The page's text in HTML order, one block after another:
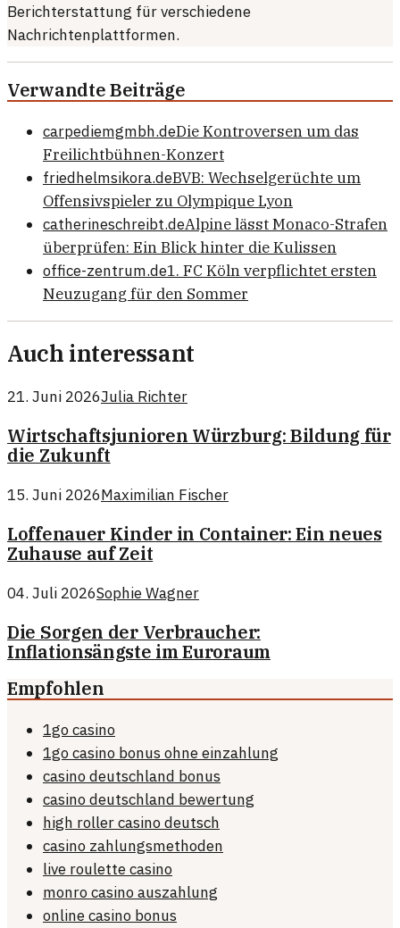
Berichterstattung für verschiedene
Nachrichtenplattformen.
Verwandte Beiträge
carpediemgmbh.deDie Kontroversen um das
Freilichtbühnen-Konzert
friedhelmsikora.deBVB: Wechselgerüchte um
Offensivspieler zu Olympique Lyon
catherineschreibt.deAlpine lässt Monaco-Strafen
überprüfen: Ein Blick hinter die Kulissen
office-zentrum.de1. FC Köln verpflichtet ersten
Neuzugang für den Sommer
Auch interessant
21. Juni 2026Julia Richter
Wirtschaftsjunioren Würzburg: Bildung für
die Zukunft
15. Juni 2026Maximilian Fischer
Loffenauer Kinder in Container: Ein neues
Zuhause auf Zeit
04. Juli 2026Sophie Wagner
Die Sorgen der Verbraucher:
Inflationsängste im Euroraum
Empfohlen
1go casino
1go casino bonus ohne einzahlung
casino deutschland bonus
casino deutschland bewertung
high roller casino deutsch
casino zahlungsmethoden
live roulette casino
monro casino auszahlung
online casino bonus